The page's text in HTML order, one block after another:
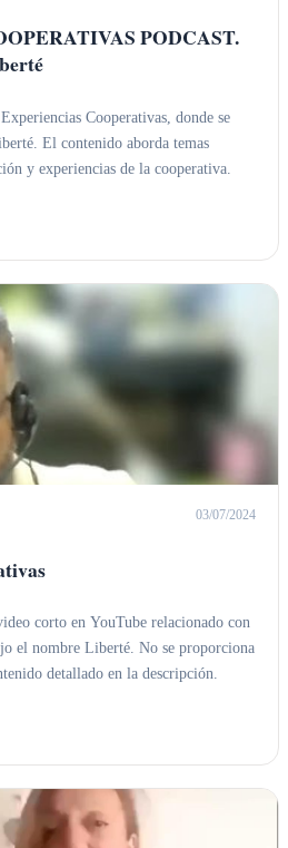
PODCAST.
Cooperativas, donde se
El contenido aborda temas
y experiencias de la cooperativa.
03/07/2024
corto en YouTube relacionado con
el nombre Liberté. No se proporciona
detallado en la descripción.